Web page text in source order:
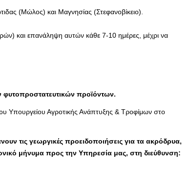
(Μώλος) και Μαγνησίας (Στεφανοβίκειο).
και επανάληψη αυτών κάθε 7-10 ημέρες, μέχρι να
φυτοπροστατευτικών προϊόντων.
Υπουργείου Αγροτικής Ανάπτυξης & Τροφίμων στο
τις γεωργικές προειδοποιήσεις για τα ακρόδρυα,
μήνυμα προς την Υπηρεσία μας, στη διεύθυνση: